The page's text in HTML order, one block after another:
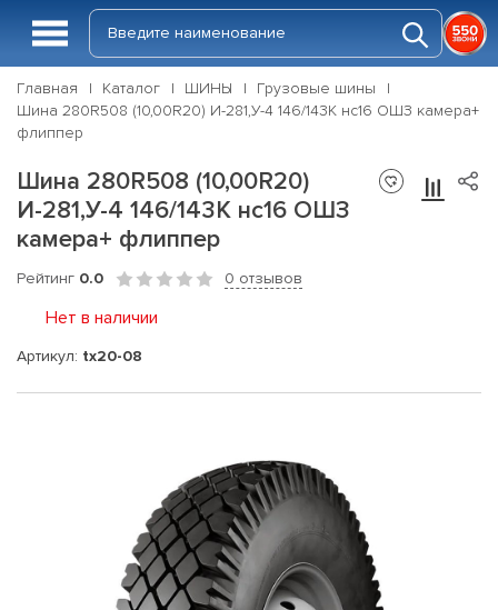
Главная Каталог ШИНЫ
Грузовые шины
Шина 280R508 (10,00R20) И-281,У-4 146/143K нс16 ОШЗ камера+
флиппер
Шина 280R508 (10,00R20)
И-281,У-4 146/143K нс16 ОШЗ
камера+ флиппер
Рейтинг 0.0 0 отзывов
Нет в наличии
Артикул: tx20-08